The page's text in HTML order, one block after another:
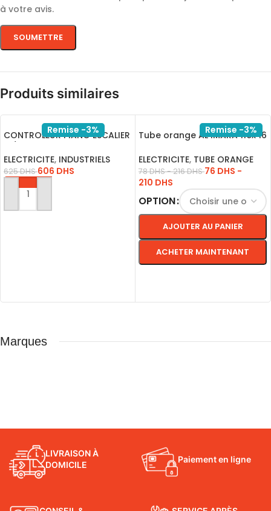
à votre avis.
Produits similaires
Remise -3%
CONTROLEUR PIANO ESCALIER
ELECTRICITE, INDUSTRIELS
625DHS 606 DHS
AJOUTER AU PANIER
Remise -3%
Tube orange AL IMARA flex 16
ELECTRICITE, TUBE ORANGE
78DHS-216DHS 76 DHS -
210 DHS
OPTION
AJOUTER AU PANIER
ACHETER MAINTENANT
Marques
LIVRAISON À
DOMICILE
Paiement en ligne